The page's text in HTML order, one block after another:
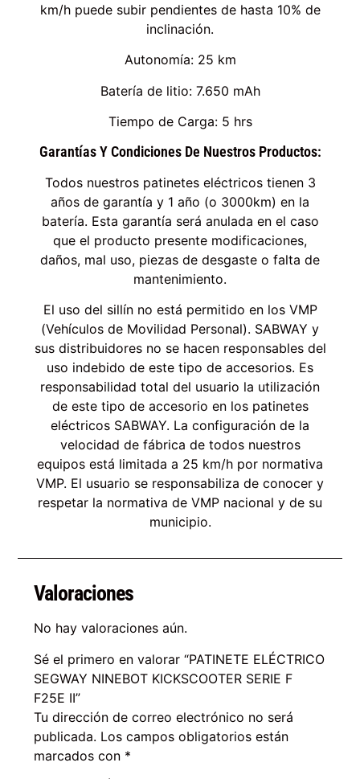
km/h puede subir pendientes de hasta 10% de
inclinación.
Autonomía: 25 km
Batería de litio: 7.650 mAh
Tiempo de Carga: 5 hrs
Garantías Y Condiciones De Nuestros Productos:
Todos nuestros patinetes eléctricos tienen 3
años de garantía y 1 año (o 3000km) en la
batería. Esta garantía será anulada en el caso
que el producto presente modificaciones,
daños, mal uso, piezas de desgaste o falta de
mantenimiento.
El uso del sillín no está permitido en los VMP
(Vehículos de Movilidad Personal). SABWAY y
sus distribuidores no se hacen responsables del
uso indebido de este tipo de accesorios. Es
responsabilidad total del usuario la utilización
de este tipo de accesorio en los patinetes
eléctricos SABWAY. La configuración de la
velocidad de fábrica de todos nuestros
equipos está limitada a 25 km/h por normativa
VMP. El usuario se responsabiliza de conocer y
respetar la normativa de VMP nacional y de su
municipio.
Valoraciones
No hay valoraciones aún.
Sé el primero en valorar “PATINETE ELÉCTRICO
SEGWAY NINEBOT KICKSCOOTER SERIE F
F25E II”
Tu dirección de correo electrónico no será
publicada. Los campos obligatorios están
marcados con *